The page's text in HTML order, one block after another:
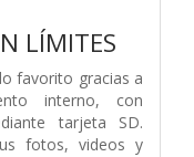
LÍMITES
favorito gracias a
interno, con
tarjeta SD.
fotos, videos y